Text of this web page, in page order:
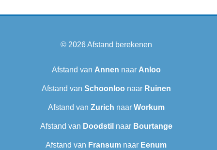
© 2026Afstand berekenen
Afstand van Annen naar Anloo
Afstand van Schoonloo naar Ruinen
Afstand van Zurich naar Workum
Afstand van Doodstil naar Bourtange
Afstand van Fransum naar Eenum